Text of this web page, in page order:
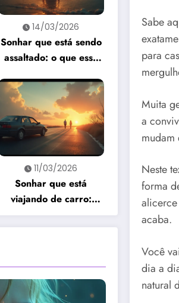
14/03/2026
Sonhar que está sendo
assaltado: o que esse
11/03/2026
Sonhar que está
viajando de carro:
significado e
interpretação
Sabe
para
Muita
a
Neste
forma
acaba.
Você
dia a
natural